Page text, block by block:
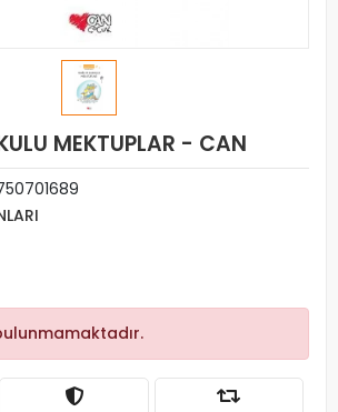
MEKTUPLAR - CAN